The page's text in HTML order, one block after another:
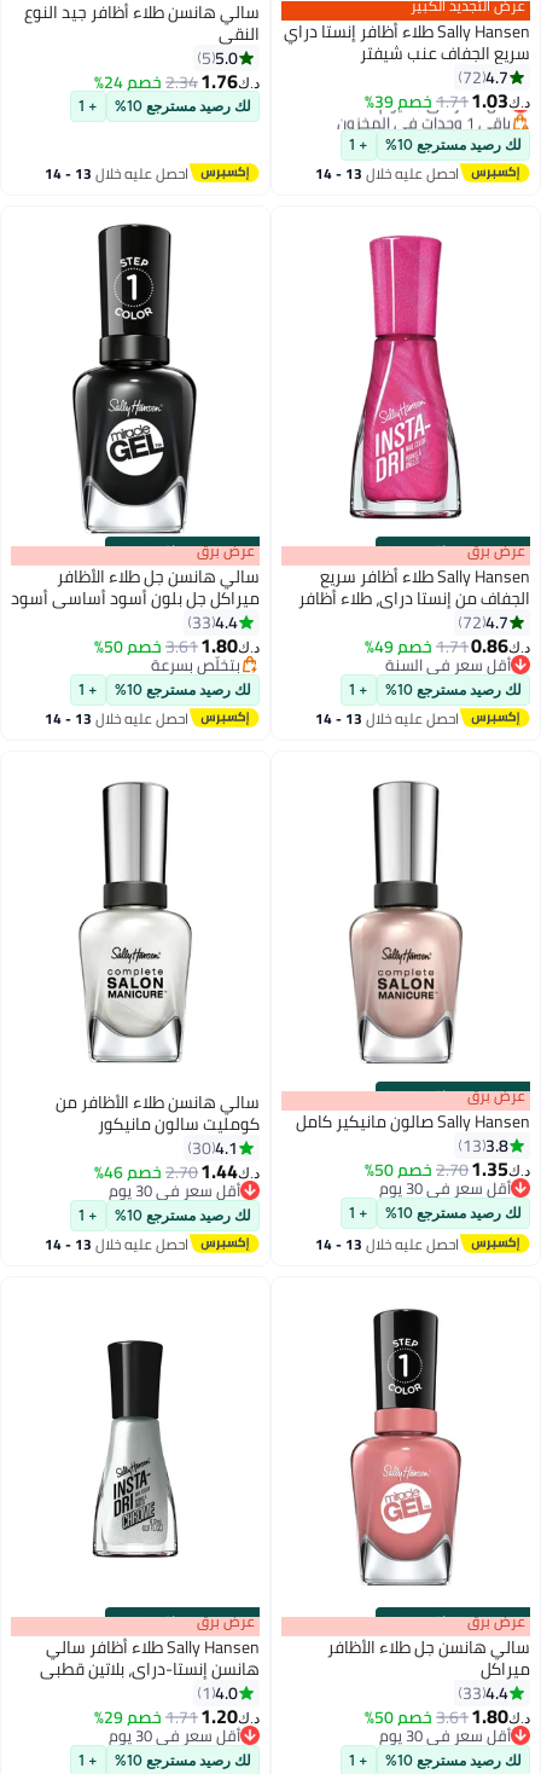
8
عرض التجديد الكبير
Sally Hansen طلاء أظافر إنستا دراي
سريع الجفاف عنب شيفتر
4.7
72
د.ك‏1.03
1.71خصم 39%أقل سعر في 30 يوم
باقي 1 وحدات في المخزون
أقل سعر في 30 يوم
لك رصيد مسترجع 10% + 1
احصل عليه خلال 13 - 14
سالي هانسن طلاء أظافر جيد النوع
النقي
5.0
5
د.ك‏1.76
2.34خصم 24%
لك رصيد مسترجع 10% + 1
احصل عليه خلال 13 - 14
00m:00s
·باقي 100% عرض برق
Sally Hansen طلاء أظافر سريع
الجفاف من إنستا دراي، طلاء أظافر
بولي4.7
72
د.ك‏0.86
1.71خصم 49%
أقل سعر في السنة
أقل سعر في السنة
لك رصيد مسترجع 10% + 1
احصل عليه خلال 13 - 14
00m:00s
·باقي 100% عرض برق
سالي هانسن جل طلاء الأظافر
ميراكل جل بلون أسود أساسي أسود
O
4.4
33
د.ك‏1.80
3.61خصم 50%
بتخلّص بسرعة
بتخلّص بسرعة
لك رصيد مسترجع 10% + 1
احصل عليه خلال 13 - 14
00m:00s
·باقي 100% عرض برق
Sally Hansen صالون مانيكير كامل
3.8
13
د.ك‏1.35
2.70خصم 50%
أقل سعر في 30 يوم
أقل سعر في 30 يوم
لك رصيد مسترجع 10% + 1
احصل عليه خلال 13 - 14
21
سالي هانسن طلاء الأظافر من
كومليت سالون مانيكور
4.1
30
د.ك‏1.44
2.70خصم 46%
أقل سعر في 30 يوم
أقل سعر في 30 يوم
لك رصيد مسترجع 10% + 1
احصل عليه خلال 13 - 14
00m:00s
·باقي 100% عرض برق
سالي هانسن جل طلاء الأظافر
ميراكل
4.4
33
د.ك‏1.80
3.61خصم 50%
أقل سعر في 30 يوم
أقل سعر في 30 يوم
لك رصيد مسترجع 10% + 1
00m:00s
·باقي 100% عرض برق
Sally Hansen طلاء أظافر سالي
هانسن إنستا-دراي، بلاتين قطبي
4.0
1
د.ك‏1.20
1.71خصم 29%
أقل سعر في 30 يوم
أقل سعر في 30 يوم
لك رصيد مسترجع 10% + 1